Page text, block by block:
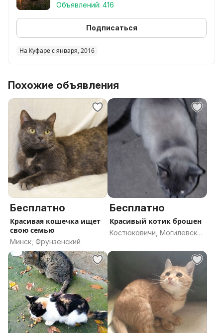
Объявлений: 416
Подписаться
На Куфаре с января, 2016
Похожие объявления
Бесплатно
Красивая кошечка ищет
свою семью
Минск, Фрунзенский
Бесплатно
Красивый котик брошен
Костюковичи, Могилевская